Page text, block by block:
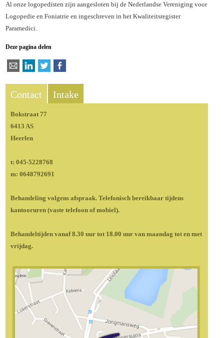
Al onze logopedisten zijn aangesloten bij de Nederlandse Vereniging voor
Logopedie en Foniatrie en ingeschreven in het Kwaliteitsregister
Paramedici.
Deze pagina delen
Contact Intake
Bokstraat 77
6413 AS
Heerlen
t: 045-5228768
m: 0648792691
Behandeling volgens afspraak. Telefonisch bereikbaar tijdens
kantooruren (vaste telefoon of mobiel).
Behandeltijden vanaf 8.30 uur tot 18.00 uur van maandag tot en met
vrijdag.